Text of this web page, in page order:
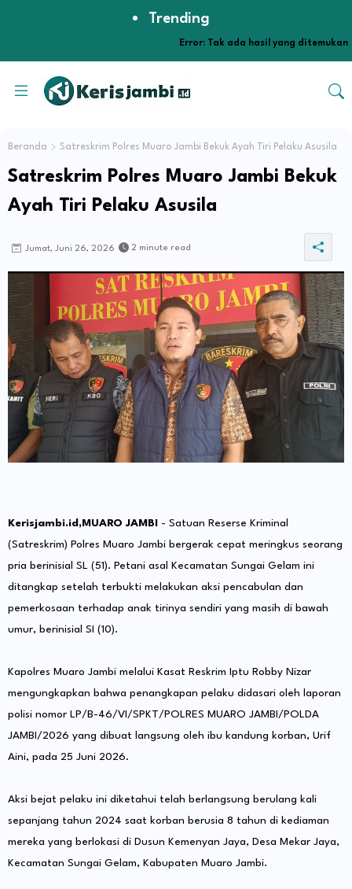
Trending
Error: Tak ada hasil yang ditemukan
Beranda Satreskrim Polres Muaro Jambi Bekuk Ayah Tiri Pelaku Asusila
Satreskrim Polres Muaro Jambi Bekuk
Ayah Tiri Pelaku Asusila
Jumat, Juni 26, 2026 2 minute read
Kerisjambi.id,MUARO JAMBI
- Satuan Reserse Kriminal
(Satreskrim) Polres Muaro Jambi bergerak cepat meringkus seorang
pria berinisial SL (51). Petani asal Kecamatan Sungai Gelam ini
ditangkap setelah terbukti melakukan aksi pencabulan dan
pemerkosaan terhadap anak tirinya sendiri yang masih di bawah
umur, berinisial SI (10).
​Kapolres Muaro Jambi melalui Kasat Reskrim Iptu Robby Nizar
mengungkapkan bahwa penangkapan pelaku didasari oleh laporan
polisi nomor LP/B-46/VI/SPKT/POLRES MUARO JAMBI/POLDA
JAMBI/2026 yang dibuat langsung oleh ibu kandung korban, Urif
Aini, pada 25 Juni 2026.
​Aksi bejat pelaku ini diketahui telah berlangsung berulang kali
sepanjang tahun 2024 saat korban berusia 8 tahun di kediaman
mereka yang berlokasi di Dusun Kemenyan Jaya, Desa Mekar Jaya,
Kecamatan Sungai Gelam, Kabupaten Muaro Jambi.